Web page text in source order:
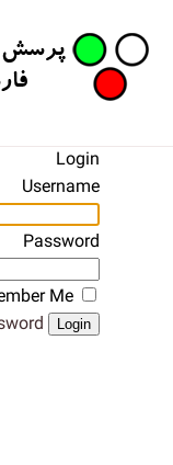
Login
Username
Password
Me
Login